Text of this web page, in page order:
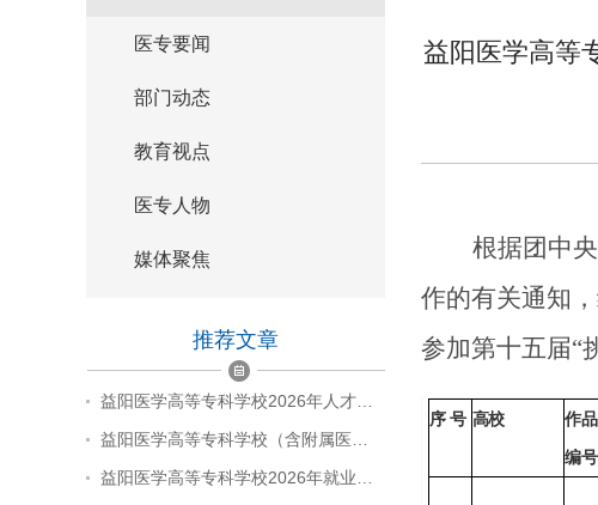
医专要闻
部门动态
教育视点
医专人物
媒体聚焦
推荐文章
益阳医学高等专科学校2026年人才…
益阳医学高等专科学校（含附属医…
益阳医学高等专科学校2026年就业…
益阳医学高等
根据团中
作的有关通知
参加第十五届“
序 号 高校 作品
编号